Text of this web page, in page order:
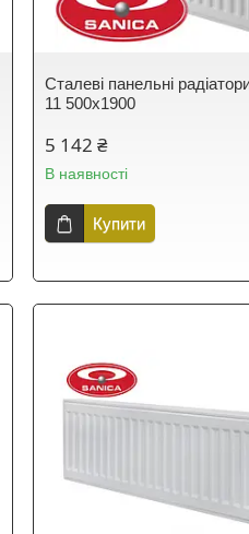
Сталеві панельні
11 500х1900
5 142 ₴
В наявності
Купити